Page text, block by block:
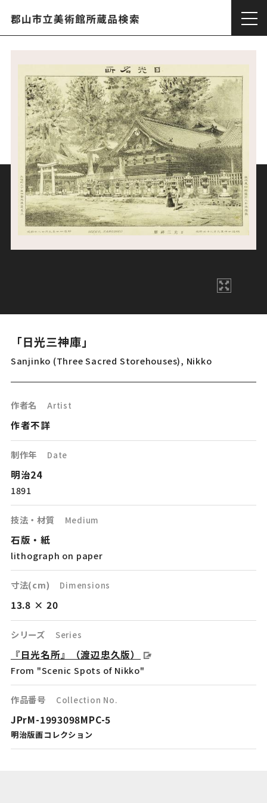
「日光三神庫」
Sanjinko (Three Sacred Storehouses), Nikko
作者名 Artist
作者不詳
制作年 Date
明治24
1891
技法・材質 Medium
石版・紙
lithograph on paper
寸法(cm) Dimensions
13.8 × 20
シリーズ Series
『日光名所』（渡辺忠久版）
From "Scenic Spots of Nikko"
作品番号 Collection No.
JPrM-1993098MPC-5
明治版画コレクション